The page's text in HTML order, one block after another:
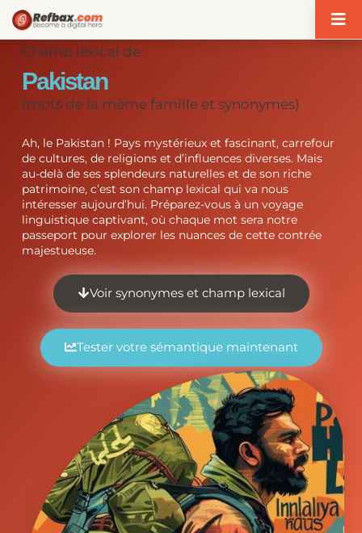
Champ lexical de
Pakistan
(mots de la même famille et synonymes)
Ah, le Pakistan ! Pays mystérieux et fascinant, carrefour
de cultures, de religions et d’influences diverses. Mais
au-delà de ses splendeurs naturelles et de son riche
patrimoine, c’est son champ lexical qui va nous
intéresser aujourd’hui. Préparez-vous à un voyage
linguistique captivant, où chaque mot sera notre
passeport pour explorer les nuances de cette contrée
majestueuse.
Voir synonymes et champ lexical
Tester votre sémantique maintenant
Panneau de gestion des cookies